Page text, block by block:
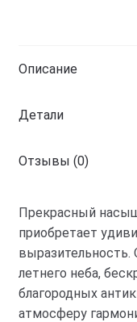
Описание
Детали
Отзывы (0)
Прекрасный
приобретает
выразительность.
летнего неба,
благородных
атмосферу